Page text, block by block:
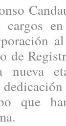
cargos
de
nueva
que